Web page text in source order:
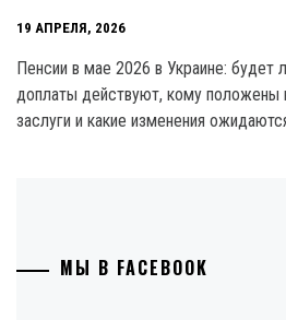
19 АПРЕЛЯ, 2026
Пенсии в мае 2026 в Украине: будет
доплаты действуют, кому положены
заслуги и какие изменения
МЫ В FACEBOOK